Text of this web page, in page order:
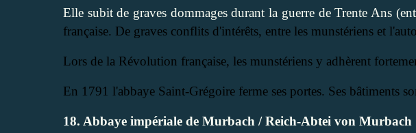
Elle subit de graves dommages durant la guerre de Trente Ans
française. De graves conflits d'intérêts, entre les munstériens et
Lors de la Révolution française, les munstériens y adhèrent
En 1791 l'abbaye Saint-Grégoire ferme ses portes. Ses bâtiments
18. Abbaye impériale de Murbach / Reich-Abtei von Murbach